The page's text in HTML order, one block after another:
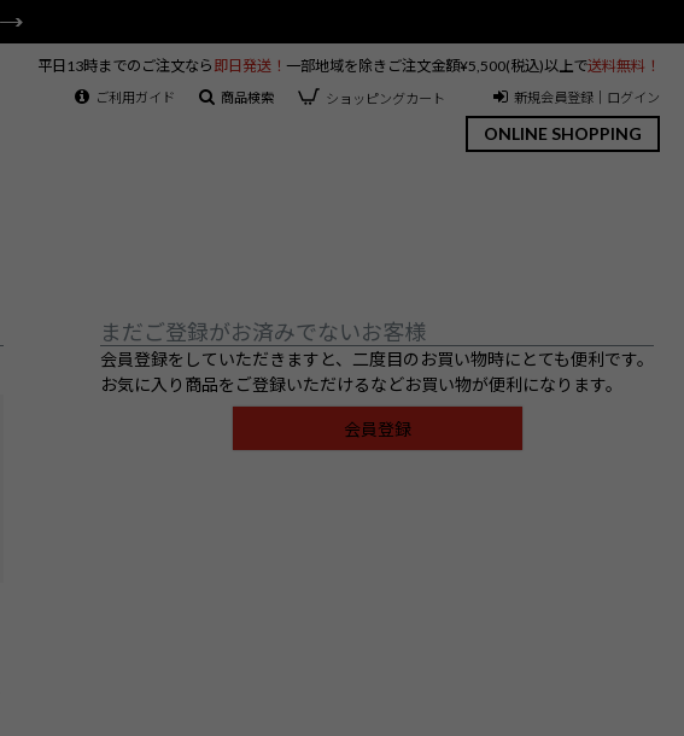
ONLINE SHOPPING
平日13時までのご注文なら 即日発送！ 一部地域を除きご注文金額¥5,500(税込)以上で送料無料！
ご利用ガイド 商品検索 ショッピングカート 新規会員登録｜ログイン
まだご登録がお済みでないお客様
会員登録をしていただきますと、二度目のお買い物時にとても便利です。
お気に入り商品をご登録いただけるなどお買い物が便利になります。
会員登録